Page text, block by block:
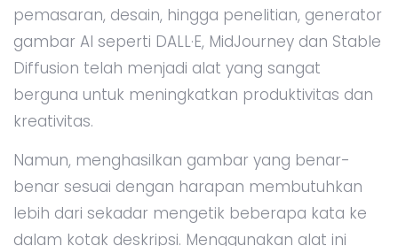
pemasaran, desain, hingga penelitian, generator
gambar AI seperti DALL·E, MidJourney dan Stable
Diffusion telah menjadi alat yang sangat
berguna untuk meningkatkan produktivitas dan
kreativitas.
Namun, menghasilkan gambar yang benar-
benar sesuai dengan harapan membutuhkan
lebih dari sekadar mengetik beberapa kata ke
dalam kotak deskripsi. Menggunakan alat ini